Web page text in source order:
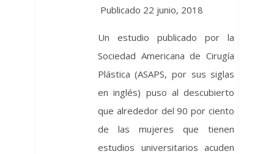
Publicado 22 junio, 2018
Un estudio publicado por la
Sociedad Americana de Cirugía
Plástica (ASAPS, por sus siglas
en inglés) puso al descubierto
que alrededor del 90 por ciento
de las mujeres que tienen
estudios universitarios acuden